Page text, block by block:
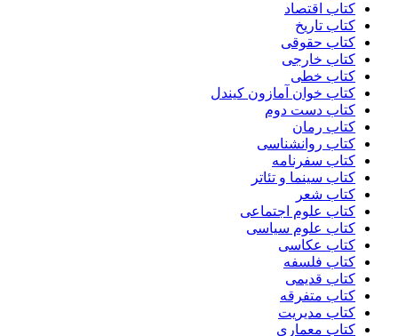
کتاب اقتصاد
کتاب تاریخ
کتاب حقوقی
کتاب خارجی
کتاب خطی
کتاب خوان آمازون کیندل
کتاب دست دوم
کتاب رمان
کتاب روانشناسی
کتاب سفرنامه
کتاب سینما و تئاتر
کتاب شعر
کتاب علوم اجتماعی
کتاب علوم سیاسی
کتاب عکاسی
کتاب فلسفه
کتاب قدیمی
کتاب متفرقه
کتاب مدیریت
کتاب معماری